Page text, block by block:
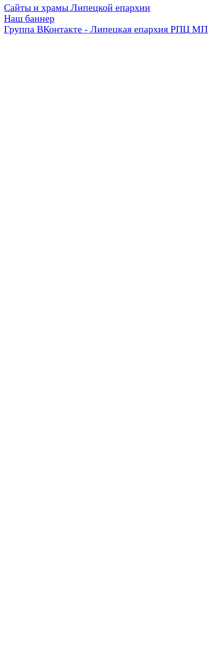
Сайты и храмы Липецкой епархии
Наш баннер
Группа ВКонтакте - Липецкая епархия РПЦ МП